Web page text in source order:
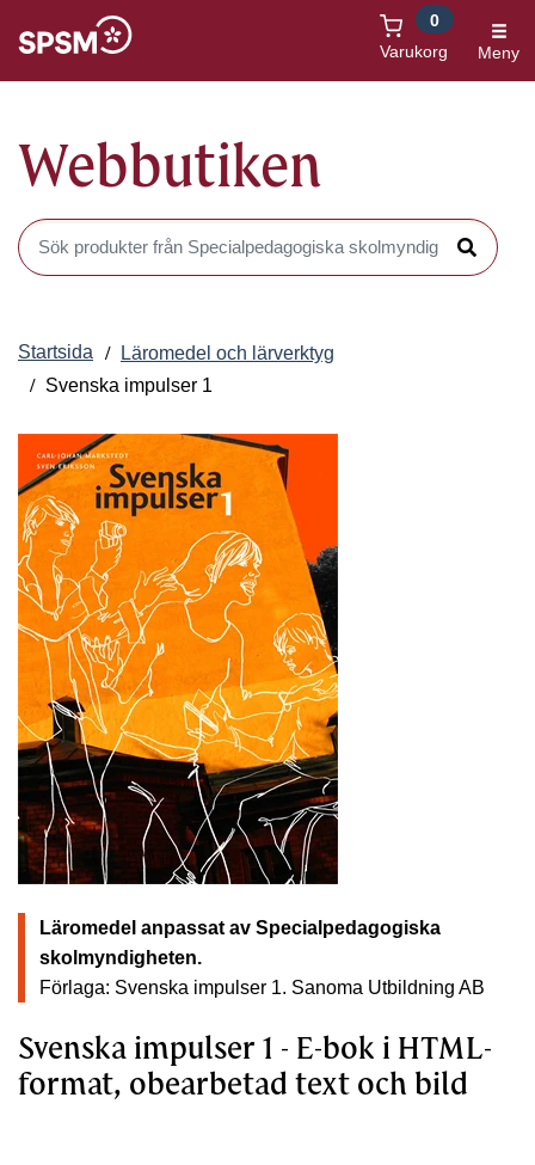
Varukorg
0
Meny
Webbutiken
Sök produkter i Webbutiken
Sök
Startsida
Läromedel och lärverktyg
Svenska impulser 1
Läromedel anpassat av Specialpedagogiska
skolmyndigheten.
Förlaga: Svenska impulser 1. Sanoma Utbildning AB
Svenska impulser 1 - E-bok i HTML-
format, obearbetad text och bild